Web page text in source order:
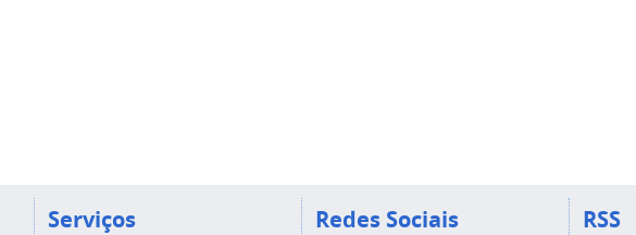
Serviços Redes Sociais RSS